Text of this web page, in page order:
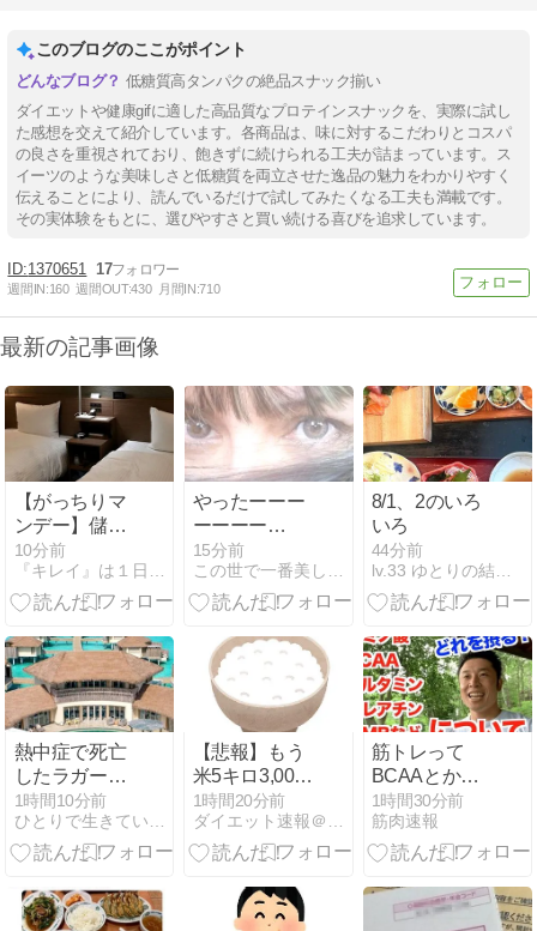
このブログのここがポイント
低糖質高タンパクの絶品スナック揃い
ダイエットや健康gifに適した高品質なプロテインスナックを、実際に試し
た感想を交えて紹介しています。各商品は、味に対するこだわりとコスパ
の良さを重視されており、飽きずに続けられる工夫が詰まっています。ス
イーツのような美味しさと低糖質を両立させた逸品の魅力をわかりやすく
伝えることにより、読んでいるだけで試してみたくなる工夫も満載です。
その実体験をもとに、選びやすさと買い続ける喜びを追求しています。
1370651 17
週間IN:160 週間OUT:430 月間IN:710
最新の記事画像
【がっちりマ
ンデー】儲か
る！地元ビジ
ネスホテル～
ホテルたいよ
The Yard～
10分前
『キレイ』は１日にしてならず
やったーーー
ーーーー
っ！！！！
15分前
この世で一番美しく痩せるダイエット
8/1、2のいろ
いろ
44分前
lv.33 ゆとりの結婚準備〜焦りを添えて〜
熱中症で死亡
したラガーマ
ン
1時間10分前
ひとりで生きていくために〜 All roads
【悲報】もう
米5キロ3,000
円切っててワ
ロタｗｗｗｗ
1時間20分前
ダイエット速報＠２ちゃんねる
筋トレって
BCAAとかク
レアチンとか
飲まないとい
けないの？
1時間30分前
筋肉速報